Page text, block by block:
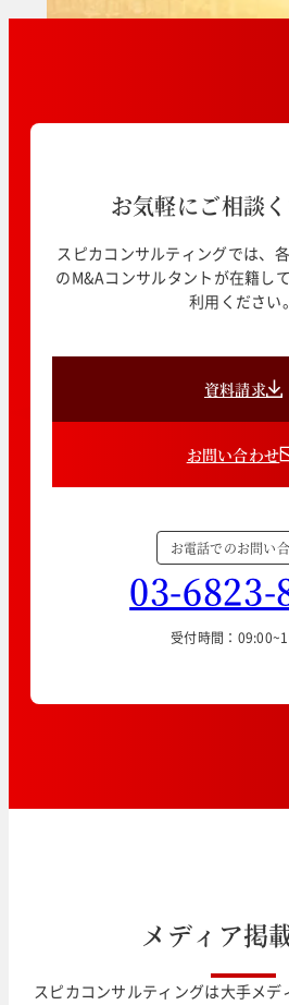
お気軽にご相談く
スピカコンサルティングでは、
のM&Aコンサルタントが在籍し
利用ください。
資料請求
お問い合わせ
お電話でのお問い
03-6823-
受付時間：
メ ディ ア掲
スピカコンサルティングは大手メ